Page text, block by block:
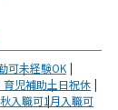
可未経験OK
育児補助土日祝休
入職可1月入職可